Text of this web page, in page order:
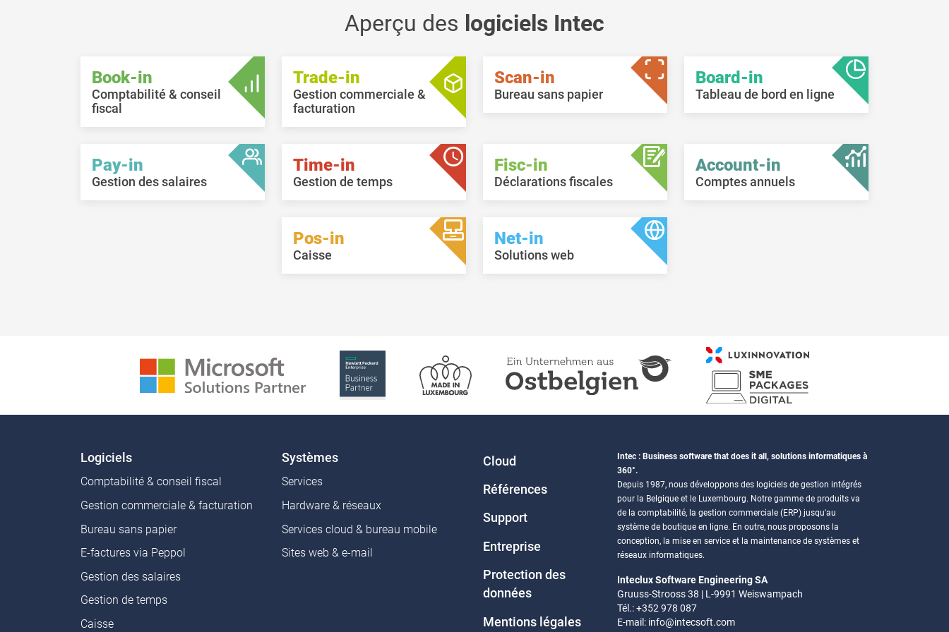
l’envoi via Peppol ou par e-mail.
La liste des documents peut
Aperçu des logiciels Intec
Book-in
Comptabilité & conseil
fiscal
Trade-in
Gestion commerciale &
facturation
Scan-in
Bureau sans papier
Board-in
Tableau de bord en ligne
Pay-in
Gestion des salaires
Time-in
Gestion de temps
Fisc-in
Déclarations fiscales
Account-in
Comptes annuels
Pos-in
Caisse
Net-in
Solutions web
Logiciels
Comptabilité & conseil fiscal
Gestion commerciale & facturation
Bureau sans papier
E-factures via Peppol
Gestion des salaires
Gestion de temps
Caisse
Systèmes
Services
Hardware & réseaux
Services cloud & bureau mobile
Sites web & e-mail
Cloud
Références
Support
Entreprise
Protection des
données
Mentions légales
Intec : Business software that does it all, solutions informatiques à
360°.
Depuis 1987, nous développons des logiciels de gestion intégrés
pour la Belgique et le Luxembourg. Notre gamme de produits va
de la comptabilité, la gestion commerciale (ERP) jusqu'au
système de boutique en ligne. En outre, nous proposons la
conception, la mise en service et la maintenance de systèmes et
réseaux informatiques.
Inteclux Software Engineering SA
Gruuss-Strooss 38 | L-9991 Weiswampach
Tél.: +352 978 087
E-mail: info@intecsoft.com